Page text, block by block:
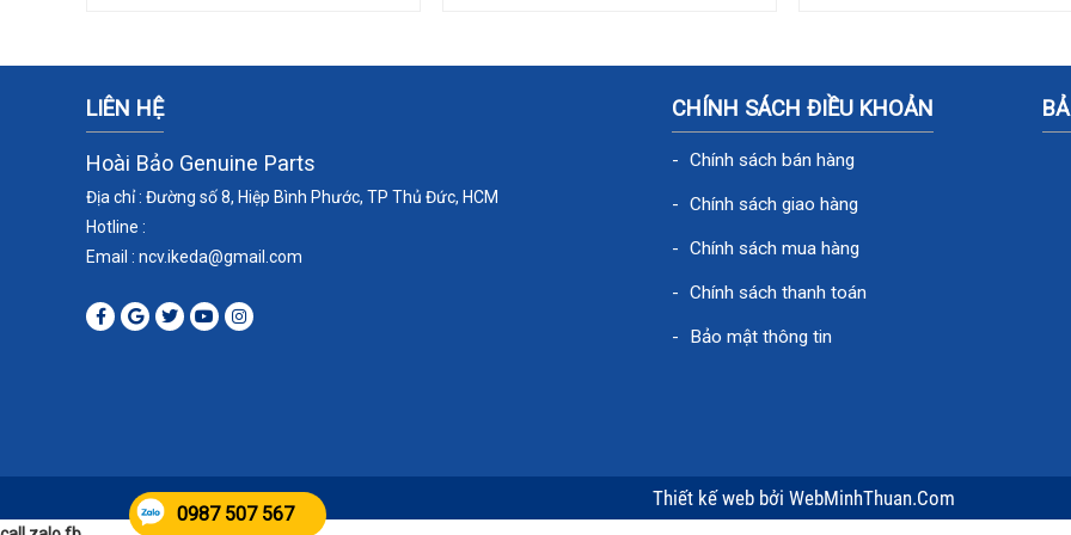
LIÊN HỆ
Hoài Bảo Genuine Parts
Địa chỉ : Đường số 8, Hiệp Bình Phước, TP Thủ Đức, HCM
Hotline :
Email : ncv.ikeda@gmail.com
CHÍNH SÁCH ĐIỀU KHOẢN
Chính sách bán hàng
Chính sách giao hàng
Chính sách mua hàng
Chính sách thanh toán
Bảo mật thông tin
Thiết kế web bởi WebMinhThuan.Com
0987 507 567